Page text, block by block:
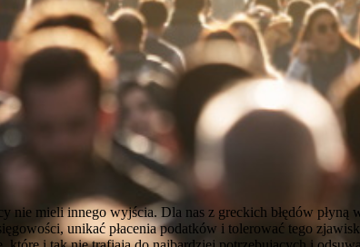
nie mieli innego wyjścia. Dla nas z greckich błędów płyną
unikać płacenia podatków i tolerować tego